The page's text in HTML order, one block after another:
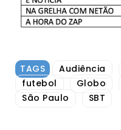
TAGS Audiência
futebol
Globo
São Paulo
SBT